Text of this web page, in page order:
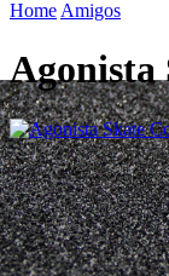
Home Amigos
Agonista